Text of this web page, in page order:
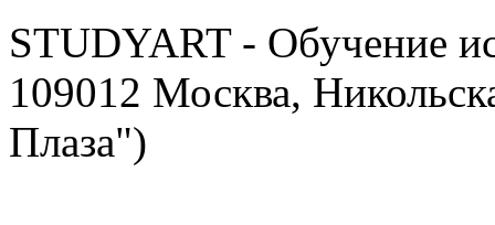
STUDYART - Обучение
109012 Москва,
Плаза")